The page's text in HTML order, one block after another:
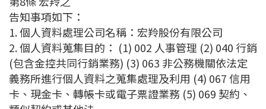
告知事項如下：
1. 個人資料處理公司名稱：宏羚股份有限公司
2. 個人資料蒐集目的： (1) 002 人事管理 (2) 040 行銷
(包含金控共同行銷業務) (3) 063 非公務機關依法定
義務所進行個人資料之蒐集處理及利用 (4) 067 信用
卡、現金卡、轉帳卡或電子票證業務 (5) 069 契約、